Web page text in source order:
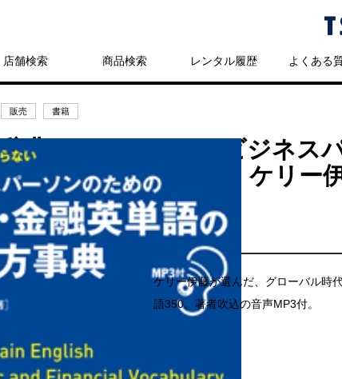
店舗検索 商品検索 レンタル履歴 よくある
販売 書籍
辞典ではわからないビジネス
い方事典 MP3付 ／ ケリー
2,640円
発売日：2016年12月16日
ケリー伊藤が選んだ、グローバル時
語350。著者吹込の音声MP3付。